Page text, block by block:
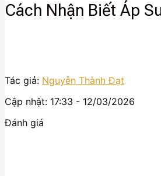
Cách Nhận Biết Áp
Tác giả: Nguyễn Thành Đạt
Cập nhật: 17:33 - 12/03/2026
Đánh giá